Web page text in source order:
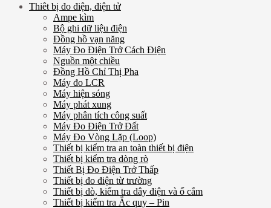
Thiêt bị đo điện, điện tử
Ampe kìm
Bộ ghi dữ liệu điện
Đồng hồ vạn năng
Máy Đo Điện Trở Cách Điện
Nguồn một chiều
Đồng Hồ Chỉ Thị Pha
Máy đo LCR
Máy hiện sóng
Máy phát xung
Máy phân tích công suất
Máy Đo Điện Trở Đất
Máy Đo Vòng Lặp (Loop)
Thiết bị kiểm tra an toàn thiết bị điện
Thiết bị kiểm tra dòng rò
Thiết Bị Đo Điện Trở Thấp
Thiết bị đo điện từ trường
Thiết bị dò, kiểm tra dây điện và ổ cắm
Thiết bị kiểm tra Ắc quy – Pin